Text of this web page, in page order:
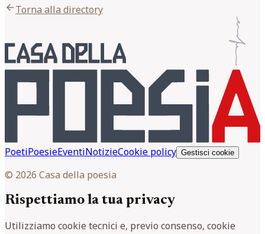
arrow_backTorna alla directory
PoetiPoesieEventiNotizieCookie policy Gestisci cookie
© 2026 Casa della poesia
Rispettiamo la tua privacy
Utilizziamo cookie tecnici e, previo consenso, cookie